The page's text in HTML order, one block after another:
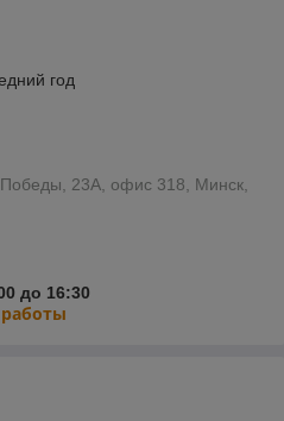
год
23А, офис 318, Минск,
до 16:30